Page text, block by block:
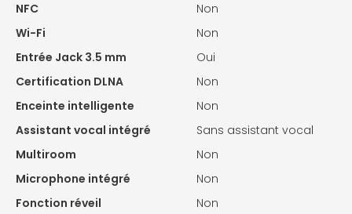
NFC
Non
Wi-Fi
Non
Entrée Jack 3.5 mm
Oui
Certification DLNA
Non
Enceinte intelligente
Non
Assistant vocal intégré
Sans assistant vocal
Multiroom
Non
Microphone intégré
Non
Fonction réveil
Non